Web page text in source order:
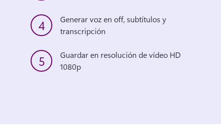
4
Generar voz en off, subtítulos y
transcripción
5
Guardar en resolución de vídeo HD
1080p